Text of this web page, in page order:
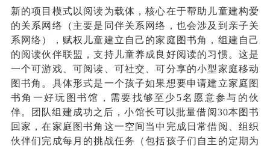
新的项目模式以阅读为载体，核心在于帮助儿童建构爱
的关系网络（主要是同伴关系网络，也会涉及到亲子关
系网络），赋权儿童建立自己的家庭图书角，组建自己
的阅读伙伴联盟，支持儿童养成良好阅读的习惯。这是
一个可游戏、可阅读、可社交、可分享的小型家庭移动
图书角。具体形式是一个孩子如果想要申请建立家庭图
书角一好玩图书馆，需要找够至少5名愿意参与的伙
伴。团队组建成功之后，小馆长可以批量借阅30本图书
回家 ，在家庭图书角这一空间当中完成日常借阅、组织
伙伴们完成每月的挑战任务（包括孩子们自主的定期为